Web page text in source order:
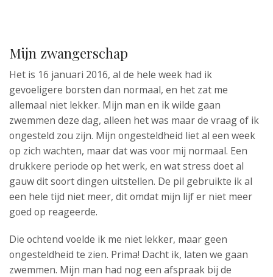
Mijn zwangerschap
Het is 16 januari 2016, al de hele week had ik
gevoeligere borsten dan normaal, en het zat me
allemaal niet lekker. Mijn man en ik wilde gaan
zwemmen deze dag, alleen het was maar de vraag of ik
ongesteld zou zijn. Mijn ongesteldheid liet al een week
op zich wachten, maar dat was voor mij normaal. Een
drukkere periode op het werk, en wat stress doet al
gauw dit soort dingen uitstellen. De pil gebruikte ik al
een hele tijd niet meer, dit omdat mijn lijf er niet meer
goed op reageerde.
Die ochtend voelde ik me niet lekker, maar geen
ongesteldheid te zien. Prima! Dacht ik, laten we gaan
zwemmen. Mijn man had nog een afspraak bij de